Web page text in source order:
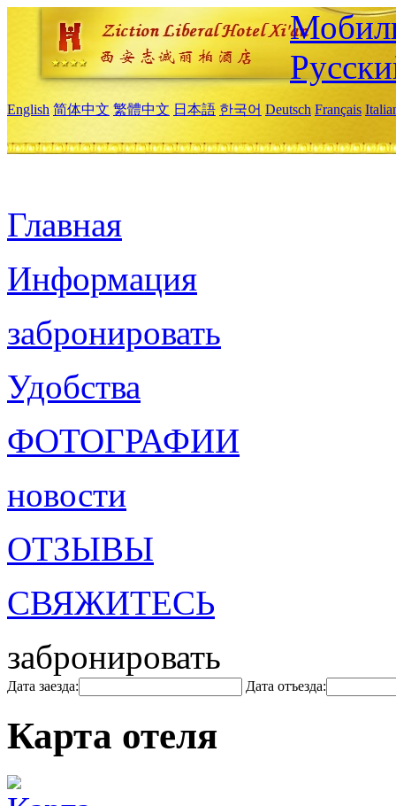
English 简体中文 繁體中文 日本語 한국어 Deutsch Français
Главная
Информация
забронировать
Удобства
ФОТОГРАФИИ
новости
ОТЗЫВЫ
СВЯЖИТЕСЬ
забронировать
Дата заезда: Дата отъезда:
Карта отеля